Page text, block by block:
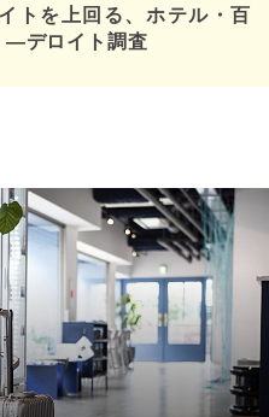
トを上回る、ホテル・百
デロイト調査